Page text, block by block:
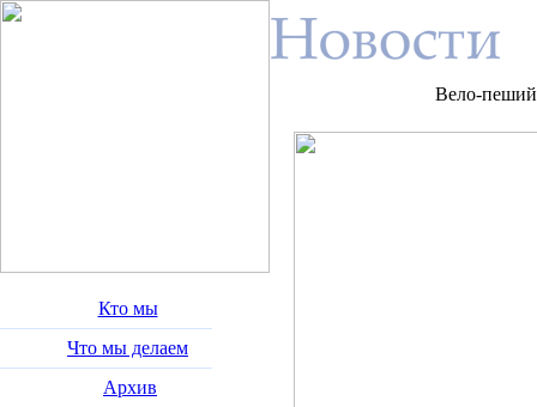
Кто мы
Что мы делаем
Архив
Вело-пеший